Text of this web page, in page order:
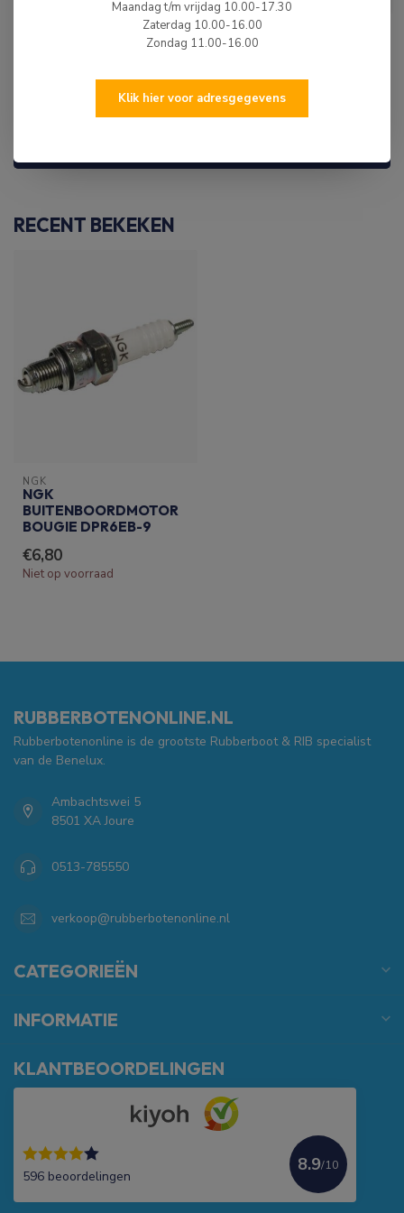
Op voorraad
WIJ ZIJN ER OM JE TE HELPEN!
Hulp nodig? Neem dan gerust contact met ons
RECENT BEKEKEN
NGK
NGK
BUITENBOORDMOTOR
BOUGIE DPR6EB-9
€6,80
Niet op voorraad
RUBBERBOTENONLINE.NL
Rubberbotenonline is de grootste Rubberboot & RIB specialist
van de Benelux.
Ambachtswei 5
8501 XA Joure
0513-785550
verkoop@rubberbotenonline.nl
CATEGORIEËN
INFORMATIE
KLANTBEOORDELINGEN
596 beoordelingen
8.9/10
Maandag t/m vrijdag 10.00-17.30
Zaterdag 10.00-16.00
Zondag 11.00-16.00
Klik hier voor adresgegevens